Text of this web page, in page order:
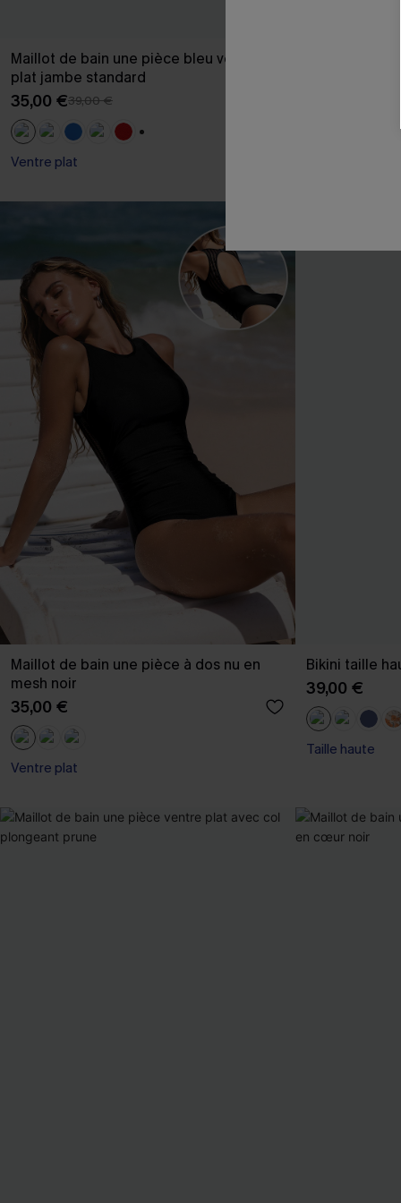
Maillot de bain une pièce bleu ventre
plat jambe standard
35,00 €39,00 €
Ventre plat
Maillot de bain une pièce à dos nu en
mesh noir
35,00 €
Ventre plat
Bikini taille
39,00 €
Taille haute